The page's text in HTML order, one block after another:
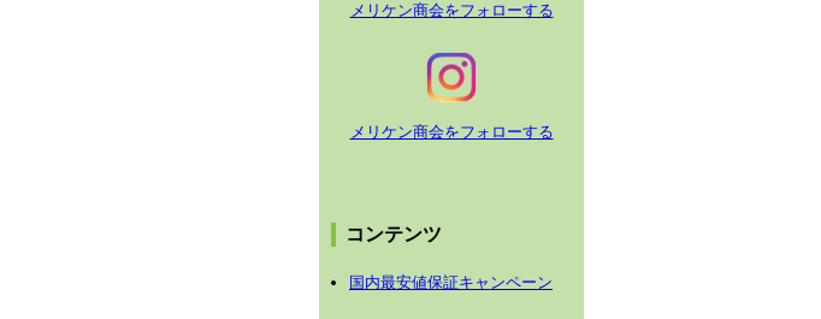
メリケン商会をフォローする
メリケン商会をフォローする
コンテンツ
国内最安値保証キャンペーン